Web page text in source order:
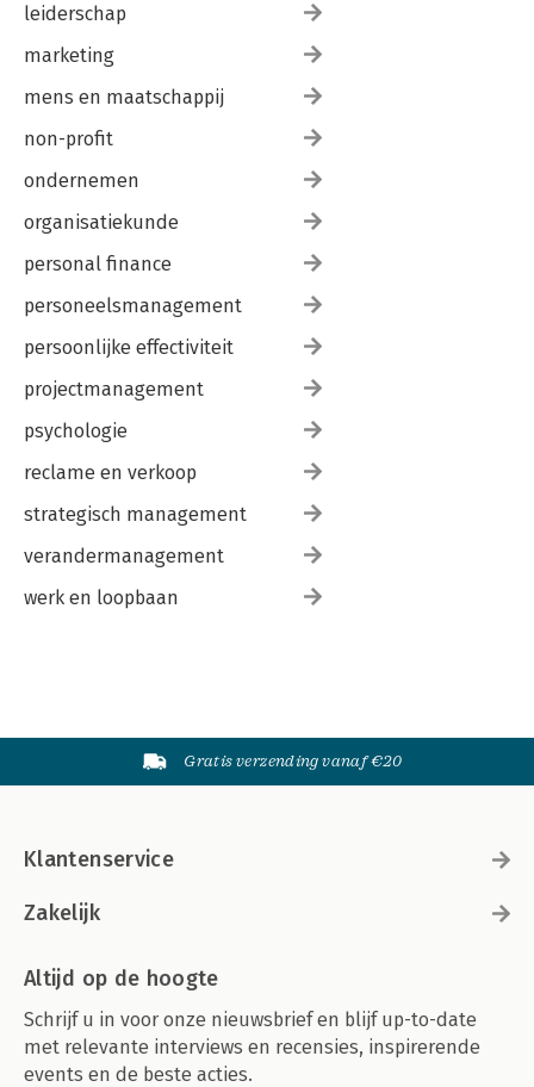
leiderschap
marketing
mens en maatschappij
non-profit
ondernemen
organisatiekunde
personal finance
personeelsmanagement
persoonlijke effectiviteit
projectmanagement
psychologie
reclame en verkoop
strategisch management
verandermanagement
werk en loopbaan
Gratis verzending vanaf €20
Klantenservice
Zakelijk
Altijd op de hoogte
Schrijf u in voor onze nieuwsbrief en blijf up-to-date
met relevante interviews en recensies, inspirerende
events en de beste acties.